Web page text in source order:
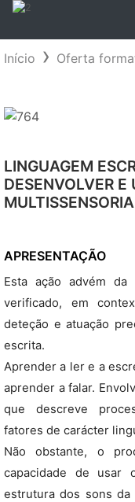
Início Oferta
LINGUAGEM
DESENVOLVER
APRESENTAÇÃO
Esta ação advém
verificado, em
deteção e atuação
escrita.
Aprender a ler e a
aprender a falar.
que descreve
fatores de carácter
Não obstante, o
capacidade de usar
estrutura dos sons da